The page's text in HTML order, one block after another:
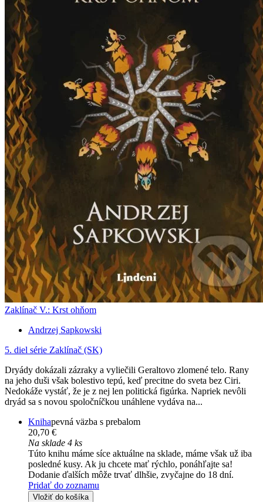
Zaklínač V.: Krst ohňom
Andrzej Sapkowski
5. diel série Zaklínač (SK)
Dryády dokázali zázraky a vyliečili Geraltovo zlomené telo. Rany
na jeho duši však bolestivo tepú, keď precitne do sveta bez Ciri.
Nedokáže vystáť, že je z nej len politická figúrka. Napriek nevôli
dryád sa s novou spoločníčkou unáhlene vydáva na...
Knihapevná väzba s prebalom
20,70 €
Na sklade 4 ks
Túto knihu máme síce aktuálne na sklade, máme však už iba
posledné kusy. Ak ju chcete mať rýchlo, ponáhľajte sa!
Dodanie ďalších môže trvať dlhšie, zvyčajne do 18 dní.
Pridať do zoznamu
Vložiť do košíka